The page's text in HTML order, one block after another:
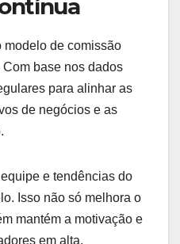
de
do desempenho é